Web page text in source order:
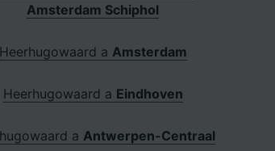
Amsterdam Schiphol
Heerhugowaard a Amsterdam
Heerhugowaard a Eindhoven
a Antwerpen-Centraal